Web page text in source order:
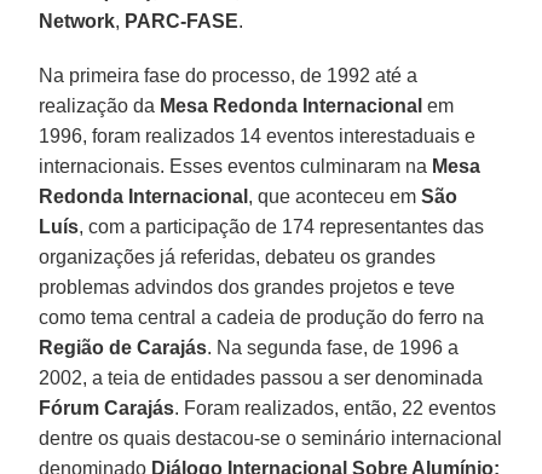
Network, PARC-FASE.
Na primeira fase do processo, de 1992 até a
realização da Mesa Redonda Internacional em
1996, foram realizados 14 eventos interestaduais e
internacionais. Esses eventos culminaram na Mesa
Redonda Internacional , que aconteceu emSão
Luís, com a participação de 174 representantes das
organizações já referidas, debateu os grandes
problemas advindos dos grandes projetos e teve
como tema central a cadeia de produção do ferro na
Região de Carajás. Na segunda fase, de 1996 a
2002, a teia de entidades passou a ser denominada
Fórum Carajás. Foram realizados, então, 22 eventos
dentre os quais destacou-se o seminário internacional
denominado Diálogo Internacional Sobre Alumínio: